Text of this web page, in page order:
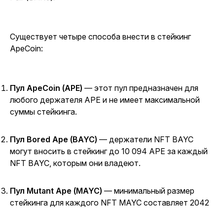
Существует четыре способа внести в стейкинг
ApeCoin:
Пул ApeCoin (APE) — этот пул предназначен для
любого держателя APE и не имеет максимальной
суммы стейкинга.
Пул Bored Ape (BAYC) — держатели NFT BAYC
могут вносить в стейкинг до 10 094 APE за каждый
NFT BAYC, которым они владеют.
Пул Mutant Ape (MAYC) — минимальный размер
стейкинга для каждого NFT MAYC составляет 2042